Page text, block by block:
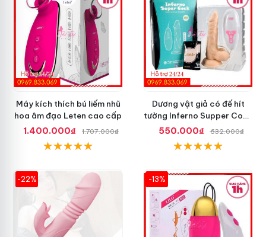
Máy kích thích bú liếm nhũ
hoa âm đạo Leten cao cấp
1.400.000₫
1.707.000₫
Dương vật giả có đế hít
tường Inferno Supper Cock
rung coay 7 chế độ
550.000₫ 632.000₫
-22% -13%